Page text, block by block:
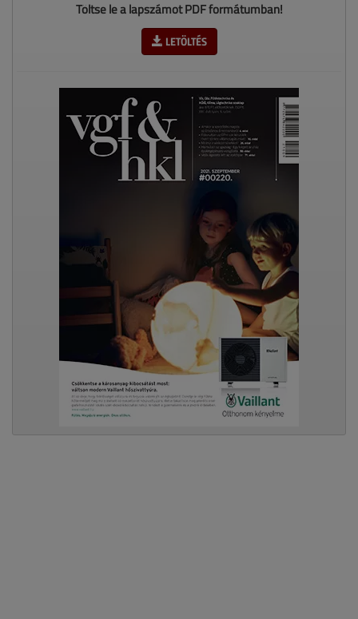
Töltse le a lapszámot PDF formátumban!
LETÖLTÉS